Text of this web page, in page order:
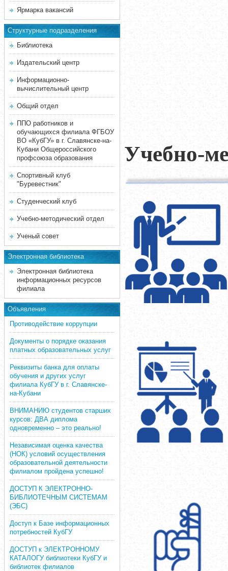
Ярмарка вакансий
Структурные подразделения
Библиотека
Издательский центр
Информационно-
вычислительный центр
Общий отдел
ППО работников и
обучающихся филиала ФГБОУ
ВО «КубГУ» в г. Славянске-на-
Кубани Общероссийского
профсоюза образования
Спортивный клуб
"Буревестник"
Студенческий клуб
Учебно-методический отдел
Ученый совет
Электронная библиотека
Электронная библиотека
информационных ресурсов
филиала
Объявления
Противодействие коррупции
Документы о порядке оказания
платных образовательных услуг
Реквизиты банка для оплаты
обучения и других услуг
филиала КубГУ в г. Славянске-
на-Кубани
ВНИМАНИЮ студентов старших
курсов: ДВА диплома
одновременно – это реально!
Независимая оценка качества
(НОК) условий осуществления
образовательной деятельности
филиалом пройдена успешно!
ДОСТУП К ЭЛЕКТРОННО-
БИБЛИОТЕЧНЫМ СИСТЕМАМ
(ЭБС)
Доступ к Базе информационных
потребностей КубГУ
ДОСТУП к ЭЛЕКТРОННОМУ
КАТАЛОГУ библиотеки КубГУ и
библиотек филиалов
Учебно-